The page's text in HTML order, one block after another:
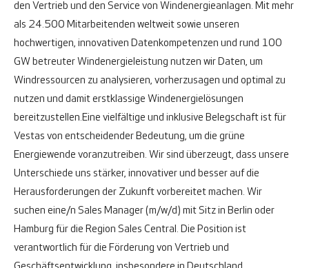
den Vertrieb und den Service von Windenergieanlagen. Mit mehr
als 24.500 Mitarbeitenden weltweit sowie unseren
hochwertigen, innovativen Datenkompetenzen und rund 100
GW betreuter Windenergieleistung nutzen wir Daten, um
Windressourcen zu analysieren, vorherzusagen und optimal zu
nutzen und damit erstklassige Windenergielösungen
bereitzustellen.Eine vielfältige und inklusive Belegschaft ist für
Vestas von entscheidender Bedeutung, um die grüne
Energiewende voranzutreiben. Wir sind überzeugt, dass unsere
Unterschiede uns stärker, innovativer und besser auf die
Herausforderungen der Zukunft vorbereitet machen. Wir
suchen eine/n Sales Manager (m/w/d) mit Sitz in Berlin oder
Hamburg für die Region Sales Central. Die Position ist
verantwortlich für die Förderung von Vertrieb und